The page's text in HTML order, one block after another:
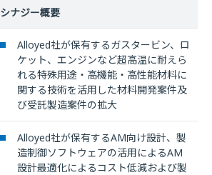
シナジー概要
Alloyed社が保有するガスタービン、ロ
ケット、エンジンなど超高温に耐えら
れる特殊用途・高機能・高性能材料に
関する技術を活用した材料開発案件及
び受託製造案件の拡大
Alloyed社が保有するAM向け設計、製
造制御ソフトウェアの活用によるAM
設計最適化によるコスト低減および製